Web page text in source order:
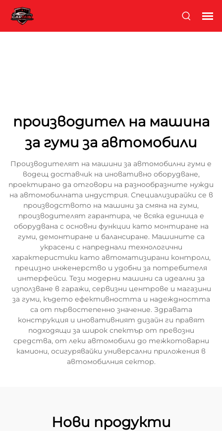
производител на машина
за гуми за автомобили
Производителят на машини за автомобилни гуми е
водещ доставчик на иновативно оборудване,
проектирано да отговори на разнообразните нужди
на автомобилната индустрия. Специализирайки се в
производството на машини за смяна на гуми,
производителят гарантира, че всяка единица е
оборудвана с основни функции като монтиране на
гуми, демонтиране и балансиране. Машините са
украсени с напреднали технологични
характеристики като автоматизирани контроли,
прецизно инженерство и удобни за потребителя
интерфейси. Тези модерни машини са идеални за
използване в гаражи, сервизни центрове и магазини
за гуми, където ефективността и надеждността
са от първостепенно значение. Здравата
конструкция и иновативният дизайн ги правят
подходящи за широк спектър от превозни
средства, от леки автомобили до тежкотоварни
камиони, осигурявайки универсални приложения в
автомобилния сектор.
Нови продукти